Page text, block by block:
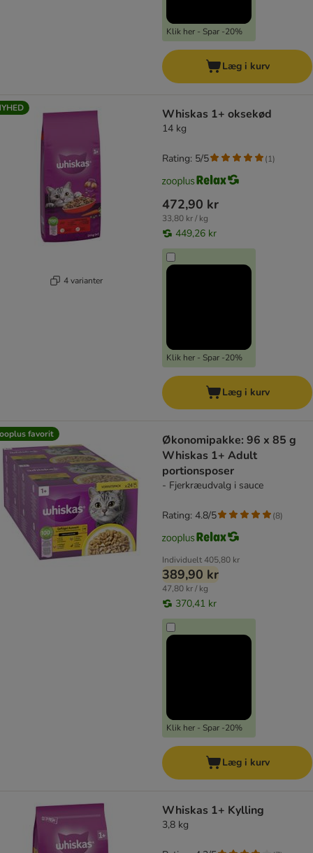
Klik her - Spar -20%
Læg i kurv
4 varianter
Whiskas 1+ oksekød
14 kg
472,90 kr
33,80 kr / kg
449,26 kr
Klik her - Spar -20%
Rating: 5/5 (1)
Læg i kurv
favorit
Økonomipakke: 96 x 85 g
Whiskas 1+ Adult
portionsposer
- Fjerkræudvalg i sauce
Individuelt405,80 kr
389,90 kr
47,80 kr / kg
370,41 kr
Klik her - Spar -20%
Rating: 4.8/5 (8)
Læg i kurv
Whiskas 1+ Kylling
3,8 kg